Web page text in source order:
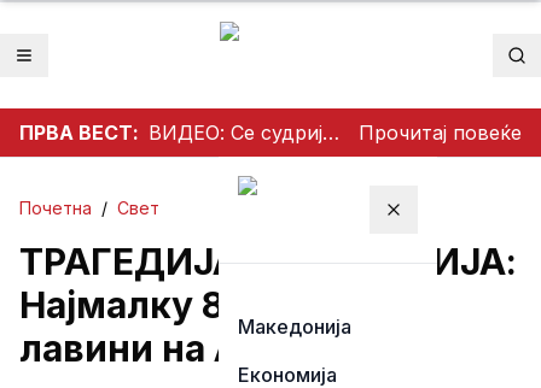
Отвори мени
ПРВА ВЕСТ: ВИДЕО: Се судрија патничко возило и камион на патот Гостивар – Страж Прочитај повеќе
Затвори мени
Македонија
Економија
Почетна / Свет
ТРАГЕДИЈА ВО АВСТРИЈА:
Најмалку 8 загинаа во
лавини на Алпите